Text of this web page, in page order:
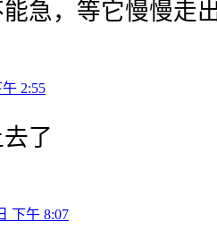
急，等它慢慢走
2:55
了
下午 8:07